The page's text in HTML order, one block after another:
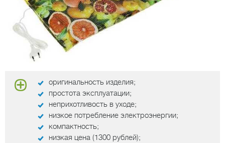
оригинальность изделия;
простота эксплуатации;
неприхотливость в уходе;
низкое потребление электроэнергии;
компактность;
низкая цена (1300 рублей);